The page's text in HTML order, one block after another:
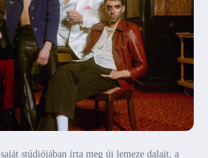
saját stúdiójában írta meg új lemeze dalait, a